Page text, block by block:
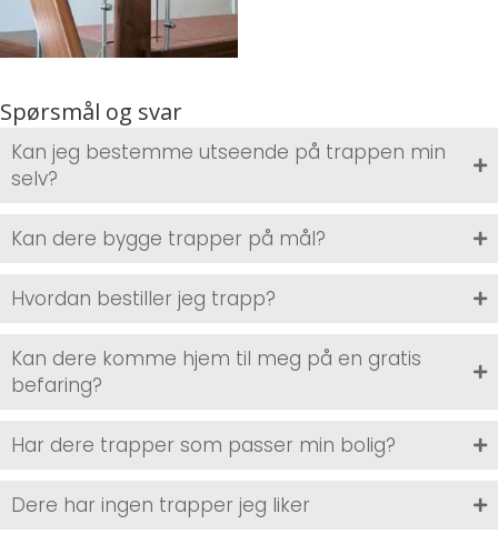
Spørsmål og svar
Kan jeg bestemme utseende på trappen min
selv?
Kan dere bygge trapper på mål?
Hvordan bestiller jeg trapp?
Kan dere komme hjem til meg på en gratis
befaring?
Har dere trapper som passer min bolig?
Dere har ingen trapper jeg liker